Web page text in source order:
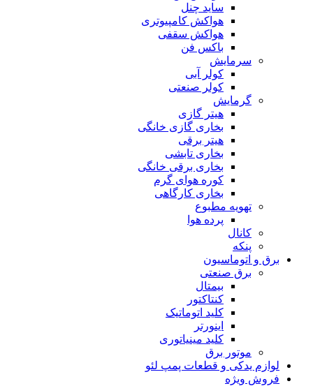
ساید چنل
هواکش کامپیوتری
هواکش سقفی
باکس فن
سرمایش
کولر آبی
کولر صنعتی
گرمایش
هیتر گازی
بخاری گازی خانگی
هیتر برقی
بخاری تابشی
بخاری برقی خانگی
کوره هوای گرم
بخاری کارگاهی
تهویه مطبوع
پرده هوا
کانال
پنکه
برق و اتوماسیون
برق صنعتی
بیمتال
کنتاکتور
کلید اتوماتیک
اینورتر
کلید مینیاتوری
موتور برق
لوازم یدکی و قطعات پمپ لئو
فروش ویژه